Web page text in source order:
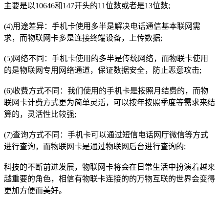
主要是以10646和147开头的11位数或者是13位数;
(4)用途差异：手机卡使用多半是解决电话通信基本联网需
求，而物联网卡多是连接终端设备，上传数据;
(5)网络不同：手机卡使用的多半是传统网络，而物联卡使用
的是物联网专用网络通道，保证数据安全，防止恶意攻击;
(6)收费方式不同：我们使用的手机卡是按照月结费的，而物
联网卡计费方式更为简单灵活，可以按年按照季度等需求来结
算的，灵活性比较强;
(7)查询方式不同：手机卡可以通过短信电话网厅微信等方式
进行查询，而物联网卡是通过物联网后台进行查询的;
科技的不断前进发展，物联网卡将会在日常生活中扮演着越来
越重要的角色，相信有物联卡连接的的万物互联的世界会变得
更加方便而美好。